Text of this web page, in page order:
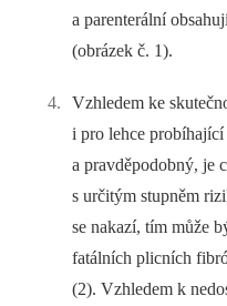
a parenterální
(obrázek č. 1).
Vzhledem ke
i pro lehce
a pravděpodobný, je
s určitým stupněm
se nakazí, tím může
fatálních plicních
(2). Vzhledem k